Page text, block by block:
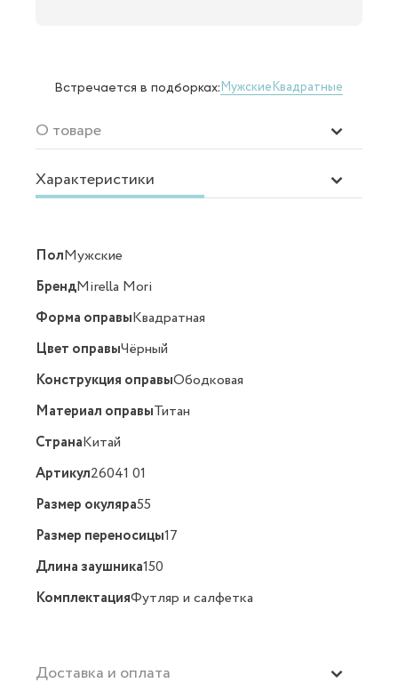
Встречается в подборках:МужскиеКвадратные
О товаре
Характеристики
ПолМужские
БрендMirella Mori
Форма оправыКвадратная
Цвет оправыЧёрный
Конструкция оправыОбодковая
Материал оправыТитан
СтранаКитай
Артикул26041 01
Размер окуляра55
Размер переносицы17
Длина заушника150
КомплектацияФутляр и салфетка
Доставка и оплата